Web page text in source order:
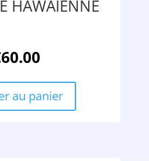
HAWAÏENNE
60.00
au panier